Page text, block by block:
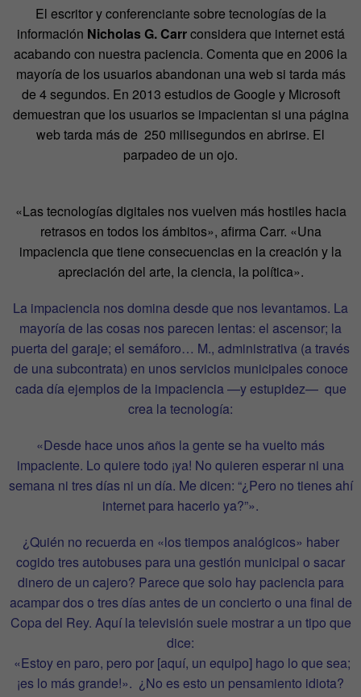
El escritor y conferenciante sobre tecnologías de la
información Nicholas G. Carrconsidera que internet está
acabando con nuestra paciencia. Comenta que en 2006 la
mayoría de los usuarios abandonan una web si tarda más
de 4 segundos. En 2013 estudios de Google y Microsoft
demuestran que los usuarios se impacientan si una página
web tarda más de 250 milisegundos en abrirse. El
parpadeo de un ojo.
«Las tecnologías digitales nos vuelven más hostiles hacia
retrasos en todos los ámbitos», afirma Carr. «Una
impaciencia que tiene consecuencias en la creación y la
apreciación del arte, la ciencia, la política».
La impaciencia nos domina desde que nos levantamos. La
mayoría de las cosas nos parecen lentas: el ascensor; la
puerta del garaje; el semáforo… M., administrativa (a través
de una subcontrata) en unos servicios municipales conoce
cada día ejemplos de la impaciencia —y estupidez— que
crea la tecnología:
«Desde hace unos años la gente se ha vuelto más
impaciente. Lo quiere todo ¡ya! No quieren esperar ni una
semana ni tres días ni un día. Me dicen: “¿Pero no tienes ahí
internet para hacerlo ya?”».
¿Quién no recuerda en «los tiempos analógicos» haber
cogido tres autobuses para una gestión municipal o sacar
dinero de un cajero? Parece que solo hay paciencia para
acampar dos o tres días antes de un concierto o una final de
Copa del Rey. Aquí la televisión suele mostrar a un tipo que
dice:
«Estoy en paro, pero por [aquí, un equipo] hago lo que sea;
¡es lo más grande!». ¿No es esto un pensamiento idiota?